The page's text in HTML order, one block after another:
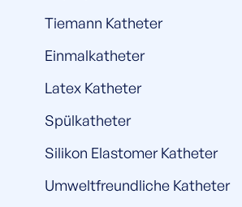
Tiemann Katheter
Einmalkatheter
Latex Katheter
Spülkatheter
Silikon Elastomer Katheter
Umweltfreundliche Katheter